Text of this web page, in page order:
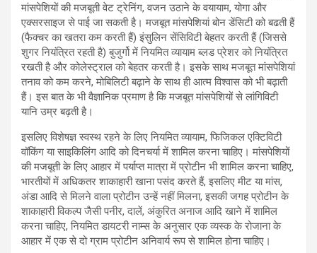
मांसपेशियों की मजबूती वेट ट्रेनिंग, वजन उठाने के वयायाम, योगा और
एक्सरसाइज से पाई जा सकती है। मजबूत मांसपेशियां बोन डेंसिटी को बढती हैं
(फैक्चर का खतरा कम करती हैं) इंसुलिन सेंसिविटी बेहतर करती हैं (जिससे
शुगर नियंत्रित रहती है) बुजुर्गो में नियमित व्यायाम ब्लड प्रेशर को नियंत्रित
रखती है और कोलेस्ट्राल को बेहतर करती है। इसके साथ मजबूत मांसपेशियां
तनाव को कम करने, मोबिलिटी बढ़ाने के साथ ही आत्म विश्वास को भी बढ़ाती
हैं। इस बात के भी वैज्ञानिक प्रमाण है कि मजबूत मांसपेशियों से लांगिविटी
यानि उम्र बढ़ती है।
इसलिए विशेषज्ञ स्वस्थ रहने के लिए नियमित व्यायाम, फिजिकल एक्टिविटी
वॉकिंग या साइकिलिंग आदि को दिनचर्या में शामिल करना चाहिए। मांसपेशियों
की मजबूती के लिए आहार में पर्याप्त मात्रा में प्रोटीन भी शामिल करना चाहिए,
भारतीयों में अधिकतर शाकाहारी खाना पसंद करते हैं, इसलिए मीट या मांस,
अंडा आदि से मिलने वाला प्रोटीन उन्हें नहीं मिलना, इसकी जगह प्रोटीन के
शाकाहारी विकल्प जैसी पनीर, दालें, अंकुरित अनाज आदि खाने में शामिल
करना चाहिए, नियमित डायटरी नाम्स के अनुसार एक व्यस्क के रोजाना के
आहार में एक से दो ग्राम प्रोटीन अनिवार्य रूप से शामिल होना चाहिए।